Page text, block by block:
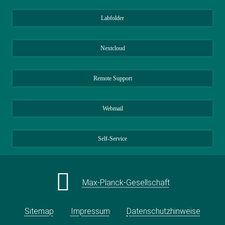
Labfolder
Nextcloud
Remote Support
Webmail
Self-Service
Max-Planck-Gesellschaft
Sitemap Impressum Datenschutzhinweise